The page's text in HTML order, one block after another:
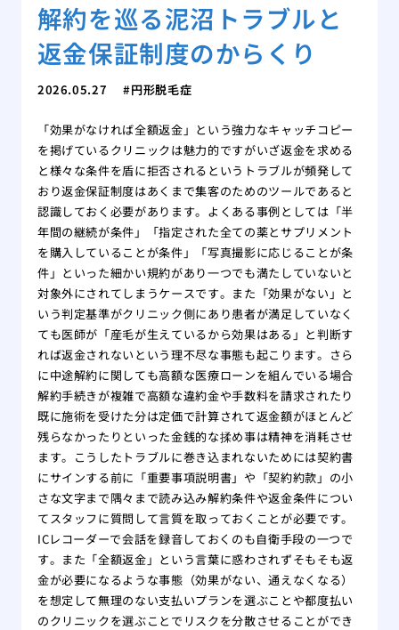
解約を巡る泥沼トラブルと
返金保証制度のからくり
2026.05.27 円形脱毛症
「効果がなければ全額返金」という強力なキャッチコピー
を掲げているクリニックは魅力的ですがいざ返金を求める
と様々な条件を盾に拒否されるというトラブルが頻発して
おり返金保証制度はあくまで集客のためのツールであると
認識しておく必要があります。よくある事例としては「半
年間の継続が条件」「指定された全ての薬とサプリメント
を購入していることが条件」「写真撮影に応じることが条
件」といった細かい規約があり一つでも満たしていないと
対象外にされてしまうケースです。また「効果がない」と
いう判定基準がクリニック側にあり患者が満足していなく
ても医師が「産毛が生えているから効果はある」と判断す
れば返金されないという理不尽な事態も起こります。さら
に中途解約に関しても高額な医療ローンを組んでいる場合
解約手続きが複雑で高額な違約金や手数料を請求されたり
既に施術を受けた分は定価で計算されて返金額がほとんど
残らなかったりといった金銭的な揉め事は精神を消耗させ
ます。こうしたトラブルに巻き込まれないためには契約書
にサインする前に「重要事項説明書」や「契約約款」の小
さな文字まで隅々まで読み込み解約条件や返金条件につい
てスタッフに質問して言質を取っておくことが必要です。
ICレコーダーで会話を録音しておくのも自衛手段の一つで
す。また「全額返金」という言葉に惑わされずそもそも返
金が必要になるような事態（効果がない、通えなくなる）
を想定して無理のない支払いプランを選ぶことや都度払い
のクリニックを選ぶことでリスクを分散させることができ